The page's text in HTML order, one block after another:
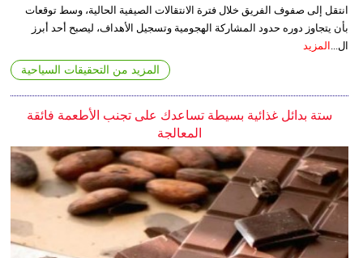
انتقل إلى صفوف الفريق خلال فترة الانتقالات الصيفية الحالية، وسط توقعات
بأن يتجاوز دوره حدود المشاركة الهجومية وتسجيل الأهداف، ليصبح أحد أبرز
ال... المزيد
المزيد من التحقيقات السياحية
ستة بدائل غذائية بسيطة تساعدك على تجنب الأطعمة فائقة
المعالجة